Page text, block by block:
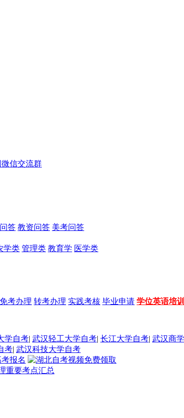
信交流群
答 教资问答 美考问答
学类 管理类 教育学 医学类
免考办理 转考办理 实践考核 毕业申请 学位英语培训
学自考| 武汉轻工大学自考| 长江大学自考| 武汉商
考| 武汉科技大学自考
重要考点汇总